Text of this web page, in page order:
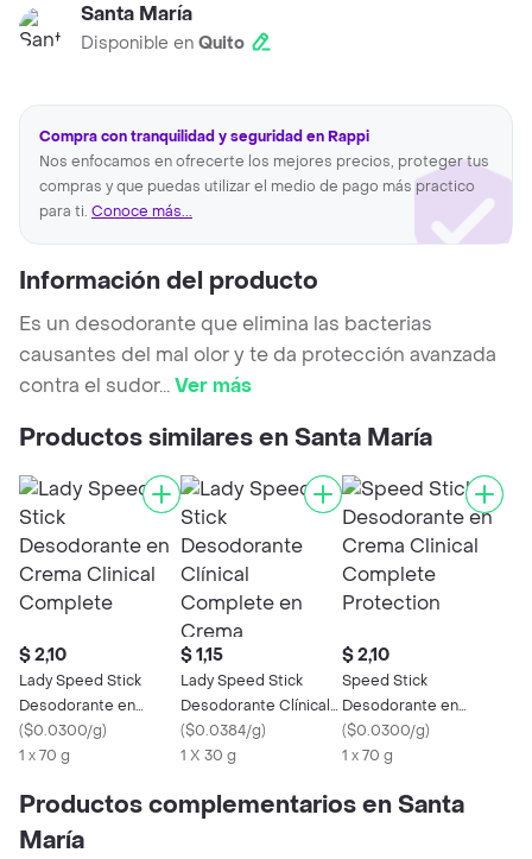
Santa María
Disponible en Quito
Compra con tranquilidad y seguridad en Rappi
Nos enfocamos en ofrecerte los mejores precios, proteger tus
compras y que puedas utilizar el medio de pago más practico
para ti. Conoce más...
Información del producto
Es un desodorante que elimina las bacterias
causantes del mal olor y te da protección avanzada
contra el sudor...Ver más
Productos similares en Santa María
$ 2,10
Lady Speed Stick
Desodorante en
Crema Clinical
Complete
($0.0300/g)
1 x 70 g
$ 1,15
Lady Speed Stick
Desodorante Clínical
Complete en Crema
($0.0384/g)
1 X 30 g
$ 2,10
Speed Stick
Desodorante en
Crema Clinical
Complete Protection
($0.0300/g)
1 x 70 g
Productos complementarios en Santa
María